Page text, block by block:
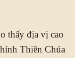
thấy địa vị cao
Thiên Chúa